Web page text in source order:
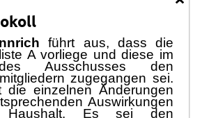
führt aus, dass die
A vorliege und diese im
des Ausschusses den
zugegangen sei.
die einzelnen Änderungen
Auswirkungen
Haushalt. Es sei den